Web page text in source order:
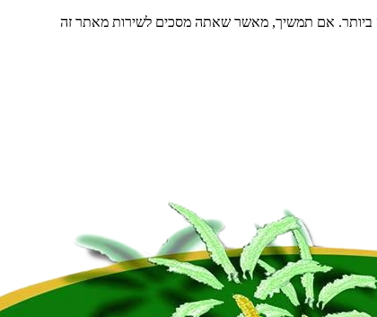
ביותר. אם תמשיך, מאשר שאתה מסכים לשירות מאתר זה